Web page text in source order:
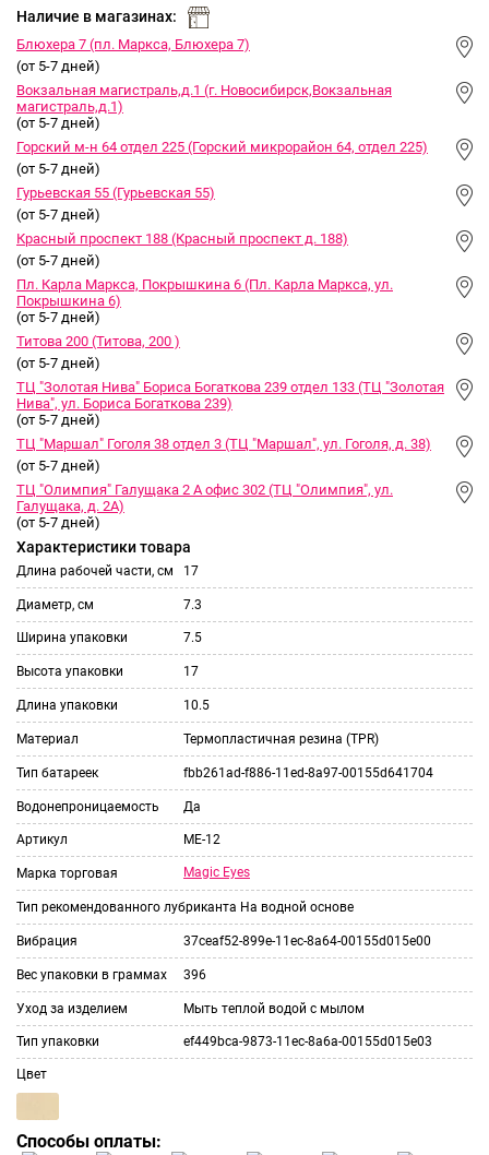
и
Наличие в магазинах:
Блюхера 7 (пл. Маркса, Блюхера 7)
(от 5-7 дней)
Вокзальная магистраль,д.1 (г. Новосибирск,Вокзальная
магистраль,д.1)
(от 5-7 дней)
Горский м-н 64 отдел 225 (Горский микрорайон 64, отдел 225)
(от 5-7 дней)
Гурьевская 55 (Гурьевская 55)
(от 5-7 дней)
Красный проспект 188 (Красный проспект д. 188)
(от 5-7 дней)
Пл. Карла Маркса, Покрышкина 6 (Пл. Карла Маркса, ул.
Покрышкина 6)
(от 5-7 дней)
Титова 200 (Титова, 200 )
(от 5-7 дней)
ТЦ "Золотая Нива" Бориса Богаткова 239 отдел 133 (ТЦ "Золотая
Нива", ул. Бориса Богаткова 239)
(от 5-7 дней)
ТЦ "Маршал" Гоголя 38 отдел 3 (ТЦ "Маршал", ул. Гоголя, д. 38)
(от 5-7 дней)
ТЦ "Олимпия" Галущака 2 А офис 302 (ТЦ "Олимпия", ул.
Галущака, д. 2А)
(от 5-7 дней)
Характеристики товара
Длина рабочей части, см 17
Диаметр, см 7.3
Ширина упаковки 7.5
Высота упаковки 17
Длина упаковки 10.5
Материал Термопластичная резина (TPR)
Тип батареек fbb261ad-f886-11ed-8a97-00155d641704
Водонепроницаемость Да
Артикул ME-12
Марка торговая Magic Eyes
Тип рекомендованного лубриканта На водной основе
Вибрация 37ceaf52-899e-11ec-8a64-00155d015e00
Вес упаковки в граммах 396
Уход за изделием Мыть теплой водой с мылом
Тип упаковки ef449bca-9873-11ec-8a6a-00155d015e03
Цвет
Способы оплаты: